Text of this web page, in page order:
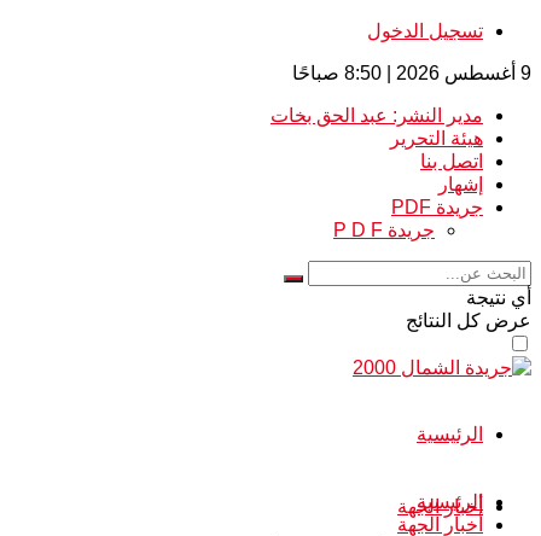
تسجيل الدخول
9 أغسطس 2026 | 8:50 صباحًا
مدير النشر: عبد الحق بخات
هيئة التحرير
اتصل بنا
إشهار
جريدة PDF
جريدة P D F
أي نتيجة
عرض كل النتائج
الرئيسية
أخبار الجهة
الرئيسية
أخبار الجهة